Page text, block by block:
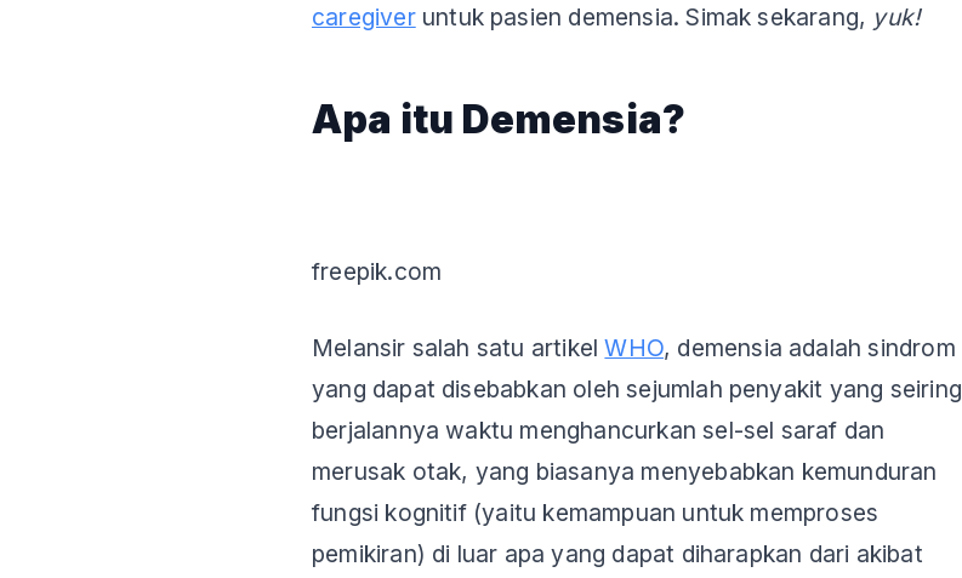
caregiveruntuk pasien demensia. Simak sekarang, yuk!
Apa itu Demensia?
freepik.com
Melansir salah satu artikelWHO, demensia adalah sindrom
yang dapat disebabkan oleh sejumlah penyakit yang seiring
berjalannya waktu menghancurkan sel-sel saraf dan
merusak otak, yang biasanya menyebabkan kemunduran
fungsi kognitif (yaitu kemampuan untuk memproses
pemikiran) di luar apa yang dapat diharapkan dari akibat